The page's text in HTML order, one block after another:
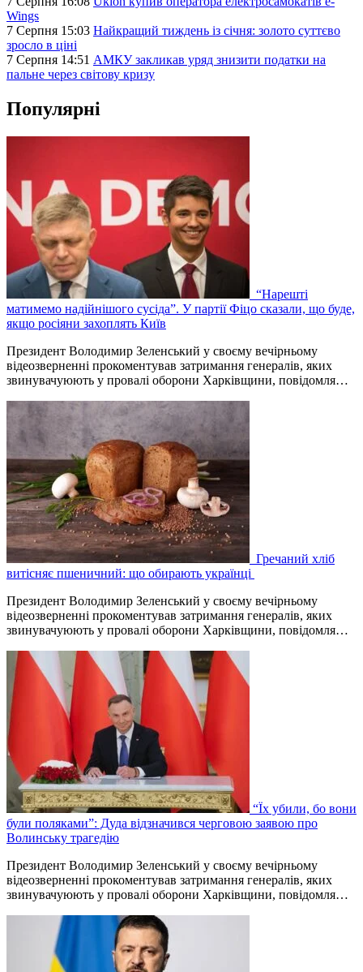
Wings
7 Серпня 15:03 Найкращий тиждень із січня: золото суттєво
зросло в ціні
7 Серпня 14:51 АМКУ закликав уряд знизити податки на
пальне через світову кризу
Популярні
“Нарешті
матимемо надійнішого сусіда”. У партії Фіцо сказали, що буде,
якщо росіяни захоплять Київ
Президент Володимир Зеленський у своєму вечірньому
відеозверненні прокоментував затримання генералів, яких
звинувачуюють у провалі оборони Харківщини, повідомля…
Гречаний хліб
витісняє пшеничний: що обирають українці
Президент Володимир Зеленський у своєму вечірньому
відеозверненні прокоментував затримання генералів, яких
звинувачуюють у провалі оборони Харківщини, повідомля…
“Їх убили, бо вони
були поляками”: Дуда відзначився черговою заявою про
Волинську трагедію
Президент Володимир Зеленський у своєму вечірньому
відеозверненні прокоментував затримання генералів, яких
звинувачуюють у провалі оборони Харківщини, повідомля…